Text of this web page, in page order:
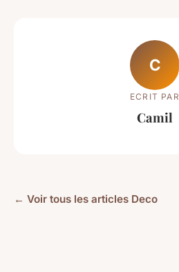
C
ECRIT PAR
Camil
← Voir tous les articles Deco